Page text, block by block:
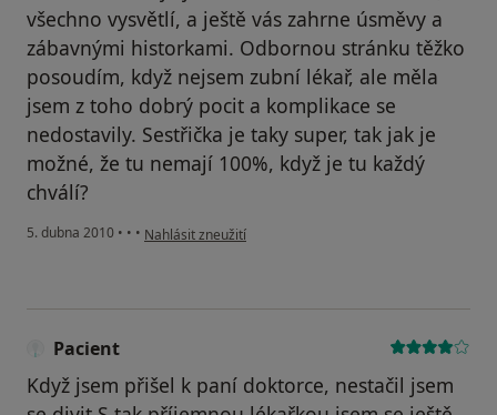
všechno vysvětlí, a ještě vás zahrne úsměvy a
zábavnými historkami. Odbornou stránku těžko
posoudím, když nejsem zubní lékař, ale měla
jsem z toho dobrý pocit a komplikace se
nedostavily. Sestřička je taky super, tak jak je
možné, že tu nemají 100%, když je tu každý
chválí?
5. dubna 2010 • • • podle názoru uživatele Váš účet byl odstraněn
Nahlásit zneužití
Pacient
Když jsem přišel k paní doktorce, nestačil jsem